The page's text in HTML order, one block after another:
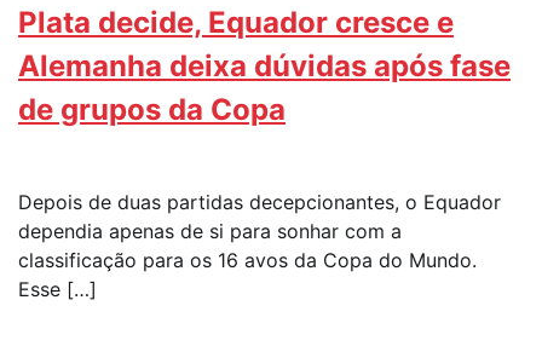
Plata decide, Equador cresce e
Alemanha deixa dúvidas após fase
de grupos da Copa
Depois de duas partidas decepcionantes, o Equador
dependia apenas de si para sonhar com a
classificação para os 16 avos da Copa do Mundo.
Esse […]